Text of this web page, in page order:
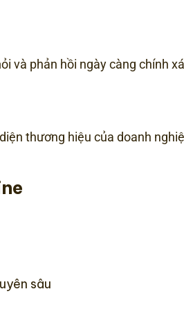
và phản hồi ngày càng chính
thương hiệu của doanh
sâu